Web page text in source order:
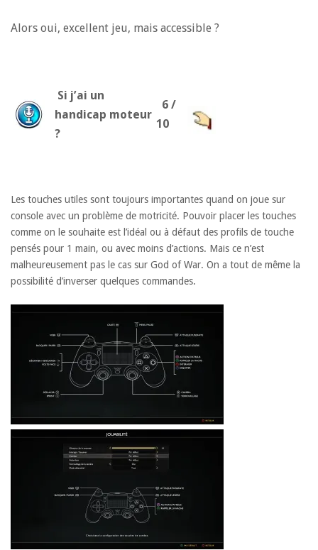
Alors oui, excellent jeu, mais accessible ?
Si j’ai un
handicap moteur
?
6 /
10
Les touches utiles sont toujours importantes quand on joue sur
console avec un problème de motricité. Pouvoir placer les touches
comme on le souhaite est l’idéal ou à défaut des profils de touche
pensés pour 1 main, ou avec moins d’actions. Mais ce n’est
malheureusement pas le cas sur God of War. On a tout de même la
possibilité d’inverser quelques commandes.